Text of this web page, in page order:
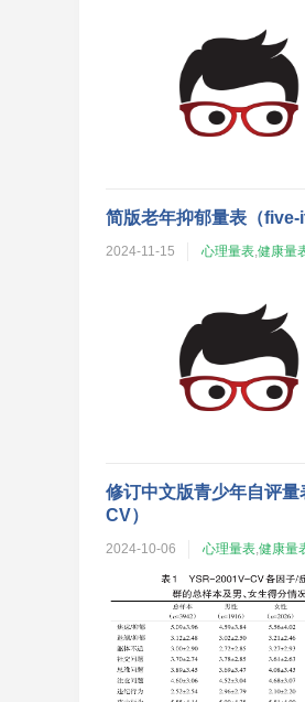
简版老年抑郁量表（
2024-11-15 心理量表,健康量
修订中文版青少年自评
CV）
2024-10-06 心理量表,健康量